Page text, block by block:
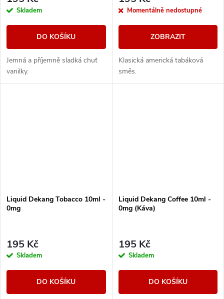
Skladem
DO KOŠÍKU
Jemná a příjemně sladká chuť
vanilky.
Momentálně nedostupné
ZOBRAZIT
Klasická americká tabáková
směs.
Liquid Dekang Tobacco 10ml -
0mg
195 Kč
Skladem
DO KOŠÍKU
Liquid Dekang Coffee 10ml -
0mg (Káva)
195 Kč
Skladem
DO KOŠÍKU